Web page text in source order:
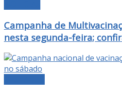
Campanha de
nesta segunda-feira;